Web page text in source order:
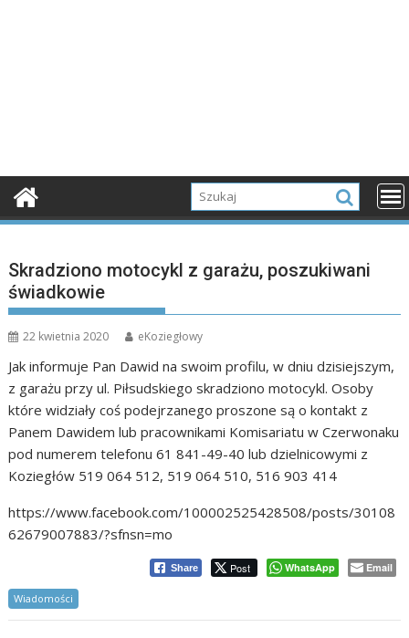
Skradziono motocykl z garażu, poszukiwani
świadkowie
22 kwietnia 2020 eKoziegłowy
Jak informuje Pan Dawid na swoim profilu, w dniu dzisiejszym,
z garażu przy ul. Piłsudskiego skradziono motocykl. Osoby
które widziały coś podejrzanego proszone są o kontakt z
Panem Dawidem lub pracownikami Komisariatu w Czerwonaku
pod numerem telefonu 61 841-49-40 lub dzielnicowymi z
Koziegłów 519 064 512, 519 064 510, 516 903 414
https://www.facebook.com/100002525428508/posts/30108
62679007883/?sfnsn=mo
Share Post WhatsApp Email
Wiadomości